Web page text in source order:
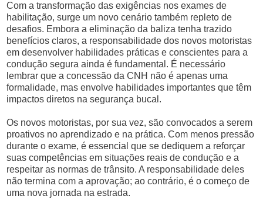
Com a transformação das exigências nos exames de
habilitação, surge um novo cenário também repleto de
desafios. Embora a eliminação da baliza tenha trazido
benefícios claros, a responsabilidade dos novos motoristas
em desenvolver habilidades práticas e conscientes para a
condução segura ainda é fundamental. É necessário
lembrar que a concessão da CNH não é apenas uma
formalidade, mas envolve habilidades importantes que têm
impactos diretos na segurança bucal.
Os novos motoristas, por sua vez, são convocados a serem
proativos no aprendizado e na prática. Com menos pressão
durante o exame, é essencial que se dediquem a reforçar
suas competências em situações reais de condução e a
respeitar as normas de trânsito. A responsabilidade deles
não termina com a aprovação; ao contrário, é o começo de
uma nova jornada na estrada.